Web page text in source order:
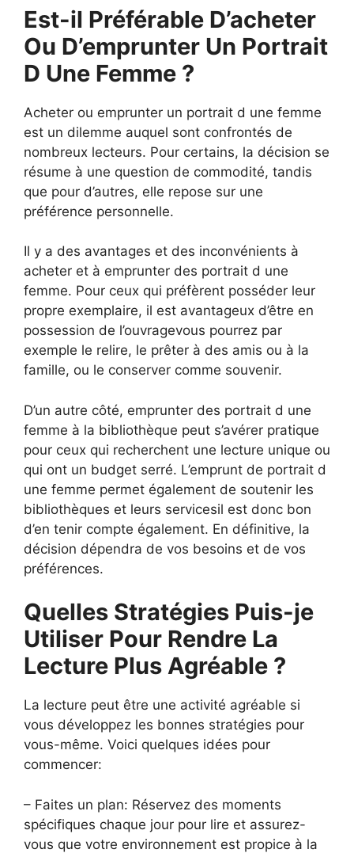
Est-il Préférable D’acheter
Ou D’emprunter Un Portrait
D Une Femme ?
Acheter ou emprunter un portrait d une femme
est un dilemme auquel sont confrontés de
nombreux lecteurs. Pour certains, la décision se
résume à une question de commodité, tandis
que pour d’autres, elle repose sur une
préférence personnelle.
Il y a des avantages et des inconvénients à
acheter et à emprunter des portrait d une
femme. Pour ceux qui préfèrent posséder leur
propre exemplaire, il est avantageux d’être en
possession de l’ouvragevous pourrez par
exemple le relire, le prêter à des amis ou à la
famille, ou le conserver comme souvenir.
D’un autre côté, emprunter des portrait d une
femme à la bibliothèque peut s’avérer pratique
pour ceux qui recherchent une lecture unique ou
qui ont un budget serré. L’emprunt de portrait d
une femme permet également de soutenir les
bibliothèques et leurs servicesil est donc bon
d’en tenir compte également. En définitive, la
décision dépendra de vos besoins et de vos
préférences.
Quelles Stratégies Puis-je
Utiliser Pour Rendre La
Lecture Plus Agréable ?
La lecture peut être une activité agréable si
vous développez les bonnes stratégies pour
vous-même. Voici quelques idées pour
commencer:
– Faites un plan: Réservez des moments
spécifiques chaque jour pour lire et assurez-
vous que votre environnement est propice à la